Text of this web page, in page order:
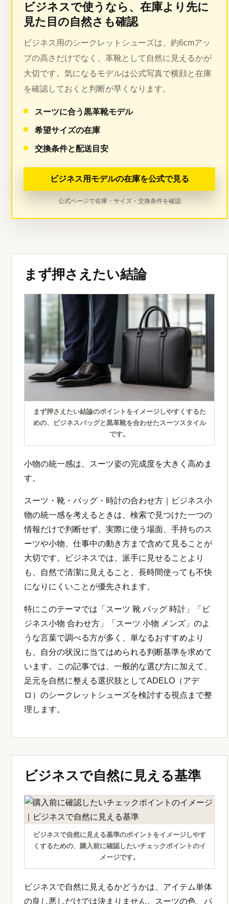
ビジネスで使うなら、在庫より先に
見た目の自然さも確認
ビジネス用のシークレットシューズは、約6cmアッ
プの高さだけでなく、革靴として自然に見えるかが
大切です。気になるモデルは公式写真で横顔と在庫
を確認しておくと判断が早くなります。
スーツに合う黒革靴モデル
希望サイズの在庫
交換条件と配送目安
ビジネス用モデルの在庫を公式で見る
公式ページで在庫・サイズ・交換条件を確認
まず押さえたい結論
まず押さえたい結論のポイントをイメージしやすくするた
めの、ビジネスバッグと黒革靴を合わせたスーツスタイル
です。
小物の統一感は、スーツ姿の完成度を大きく高めま
す。
スーツ・靴・バッグ・時計の合わせ方｜ビジネス小
物の統一感を考えるときは、検索で見つけた一つの
情報だけで判断せず、実際に使う場面、手持ちのス
ーツや小物、仕事中の動き方まで含めて見ることが
大切です。ビジネスでは、派手に見せることより
も、自然で清潔に見えること、長時間使っても不快
になりにくいことが優先されます。
特にこのテーマでは「スーツ 靴 バッグ 時計」「ビ
ジネス小物 合わせ方」「スーツ 小物 メンズ」のよ
うな言葉で調べる方が多く、単なるおすすめより
も、自分の状況に当てはめられる判断基準を求めて
います。この記事では、一般的な選び方に加えて、
足元を自然に整える選択肢としてADELO（アデ
ロ）のシークレットシューズを検討する視点まで整
理します。
ビジネスで自然に見える基準
ビジネスで自然に見える基準のポイントをイメージしやす
くするための、購入前に確認したいチェックポイントのイ
メージです。
ビジネスで自然に見えるかどうかは、アイテム単体
の良し悪しだけでは決まりません。スーツの色、パ